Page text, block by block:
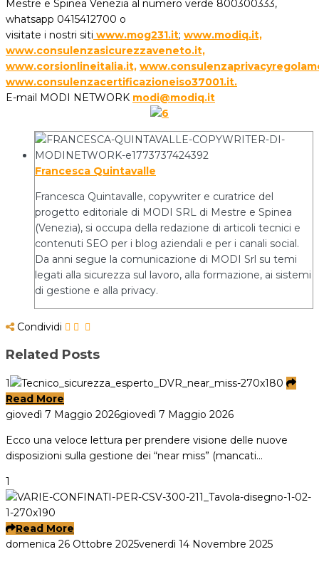
Mestre e Spinea Venezia al numero verde 800300333,
whatsapp 0415412700 o
visitate i nostri siti www.mog231.it; www.modiq.it,
www.consulenzasicurezzaveneto.it,
www.corsionlineitalia.it,
www.consulenzacertificazioneiso37001.it.
E-mail MODI NETWORK modi@modiq.it
Francesca Quintavalle
Francesca Quintavalle, copywriter e curatrice del
progetto editoriale di MODI SRL di Mestre e Spinea
(Venezia), si occupa della redazione di articoli tecnici e
contenuti SEO per i blog aziendali e per i canali social.
Da anni segue la comunicazione di MODI Srl su temi
legati alla sicurezza sul lavoro, alla formazione, ai sistemi
di gestione e alla privacy.
Condividi
Related Posts
1
Read More
giovedì 7 Maggio 2026giovedì 7 Maggio 2026
Ecco una veloce lettura per prendere visione delle nuove
disposizioni sulla gestione dei “near miss” (mancati…
1
Read More
domenica 26 Ottobre 2025venerdì 14 Novembre 2025